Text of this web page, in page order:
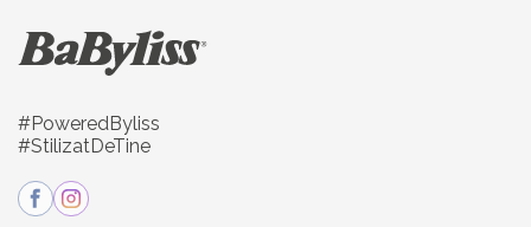
#PoweredByliss
#StilizatDeTine